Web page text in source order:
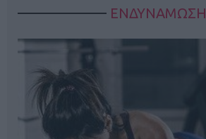
ΕΝΔΥΝΑΜΩΣΗ